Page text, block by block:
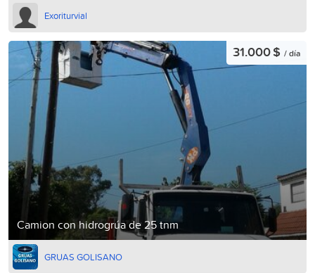
Exoriturvial
Camion con hidrogrúa de 25 tnm
31.000 $ / día
GRUAS GOLISANO